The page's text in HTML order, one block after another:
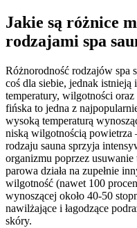
Jakie są różnice
rodzajami spa
Różnorodność rodzajów spa
coś dla siebie, jednak
temperatury, wilgotności oraz
fińska to jedna z
wysoką temperaturą
niską wilgotnością powietrza
rodzaju sauna sprzyja
organizmu poprzez
parowa działa na zupełnie
wilgotność (nawet 100
wynoszącej około 40-50
nawilżające i łagodzące
skóry.